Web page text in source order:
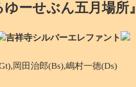
ーせぶん五月場所』
吉祥寺シルバーエレファント
岡田治郎(Bs),嶋村一徳(Ds)